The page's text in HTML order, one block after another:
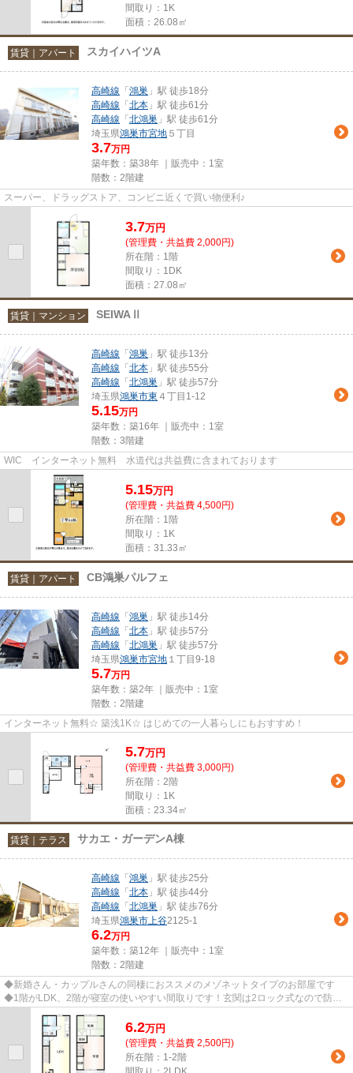
間取り：1K
面積：26.08㎡
賃貸｜アパート スカイハイツA
高崎線 「 鴻巣 」駅 徒歩18分
高崎線 「 北本 」駅 徒歩61分
高崎線 「 北鴻巣 」駅 徒歩61分
埼玉県鴻巣市宮地 ５丁目
3.7万円
築年数：築38年 ｜販売中： 1室
階数：2階建
スーパー、ドラッグストア、コンビニ近くで買い物便利♪
3.7万円
(管理費・共益費 2,000円)
所在階：1階
間取り：1DK
面積：27.08㎡
賃貸｜マンション SEIWAⅡ
高崎線 「 鴻巣 」駅 徒歩13分
高崎線 「 北本 」駅 徒歩55分
高崎線 「 北鴻巣 」駅 徒歩57分
埼玉県鴻巣市東 ４丁目1-12
5.15万円
築年数：築16年 ｜販売中： 1室
階数：3階建
WIC インターネット無料 水道代は共益費に含まれております
5.15万円
(管理費・共益費 4,500円)
所在階：1階
間取り：1K
面積：31.33㎡
賃貸｜アパート CB鴻巣パルフェ
高崎線 「 鴻巣 」駅 徒歩14分
高崎線 「 北本 」駅 徒歩57分
高崎線 「 北鴻巣 」駅 徒歩57分
埼玉県鴻巣市宮地 １丁目9-18
5.7万円
築年数：築2年 ｜販売中： 1室
階数：2階建
インターネット無料☆ 築浅1K☆ はじめての一人暮らしにもおすすめ！
5.7万円
(管理費・共益費 3,000円)
所在階：2階
間取り：1K
面積：23.34㎡
賃貸｜テラス サカエ・ガーデンA棟
高崎線 「 鴻巣 」駅 徒歩25分
高崎線 「 北本 」駅 徒歩44分
高崎線 「 北鴻巣 」駅 徒歩76分
埼玉県鴻巣市上谷2125-1
6.2万円
築年数：築12年 ｜販売中： 1室
階数：2階建
◆新婚さん・カップルさんの同棲におススメのメゾネットタイプのお部屋です
◆1階がLDK、2階が寝室の使いやすい間取りです！玄関は2ロック式なので防犯
6.2万円
(管理費・共益費 2,500円)
所在階：1-2階